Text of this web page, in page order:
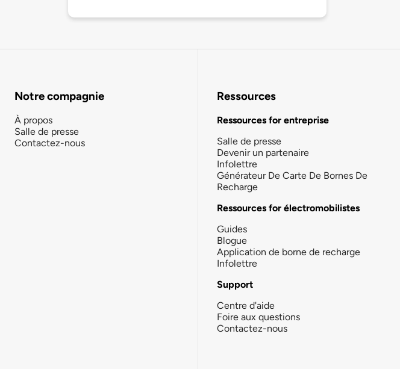
Notre compagnie
À propos
Salle de presse
Contactez-nous
Ressources
Ressources for entreprise
Salle de presse
Devenir un partenaire
Infolettre
Générateur De Carte De Bornes De
Recharge
Ressources for électromobilistes
Guides
Blogue
Application de borne de recharge
Infolettre
Support
Centre d'aide
Foire aux questions
Contactez-nous